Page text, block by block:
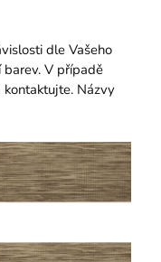
dle Vašeho
barev. V případě
Názvy